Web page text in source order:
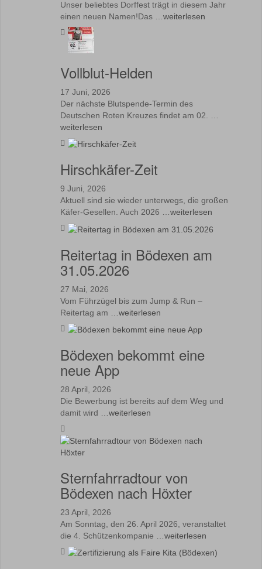
Unser beliebtes Dorffest trägt in diesem Jahr
einen neuen Namen!Das … weiterlesen
Vollblut-Helden
17 Juni, 2026
Der nächste Blutspende-Termin des
Deutschen Roten Kreuzes findet am 02. …
weiterlesen
Hirschkäfer-Zeit
9 Juni, 2026
Aktuell sind sie wieder unterwegs, die großen
Käfer-Gesellen. Auch 2026 …weiterlesen
Reitertag in Bödexen am
31.05.2026
27 Mai, 2026
Vom Führzügel bis zum Jump & Run –
Reitertag am … weiterlesen
Bödexen bekommt eine
neue App
28 April, 2026
Die Bewerbung ist bereits auf dem Weg und
damit wird … weiterlesen
Sternfahrradtour von
Bödexen nach Höxter
23 April, 2026
Am Sonntag, den 26. April 2026, veranstaltet
die 4. Schützenkompanie … weiterlesen